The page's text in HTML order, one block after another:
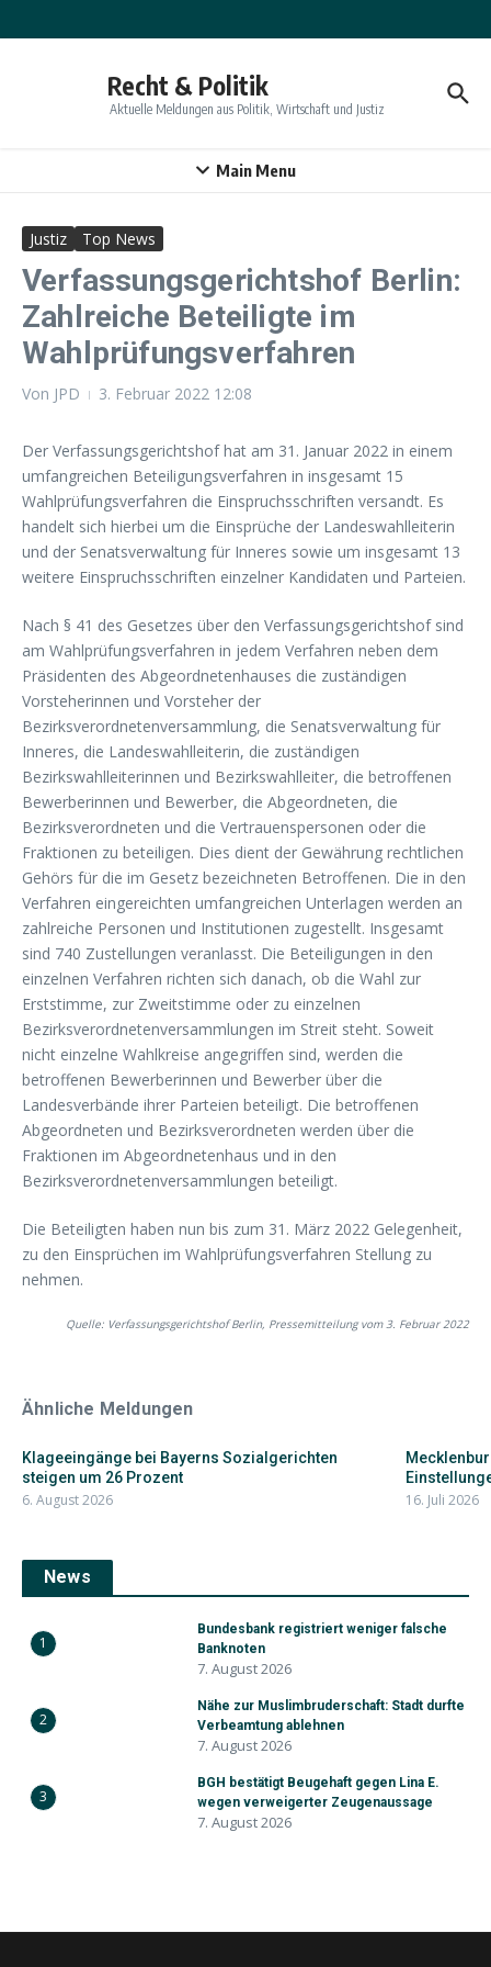
Recht & Politik
Aktuelle Meldungen aus Politik, Wirtschaft und Justiz
Main Menu
Justiz Top News
Verfassungsgerichtshof Berlin:
Zahlreiche Beteiligte im
Wahlprüfungsverfahren
Von JPD 3. Februar 2022 12:08
Der Verfassungsgerichtshof hat am 31. Januar 2022 in einem
umfangreichen Beteiligungsverfahren in insgesamt 15
Wahlprüfungsverfahren die Einspruchsschriften versandt. Es
handelt sich hierbei um die Einsprüche der Landeswahlleiterin
und der Senatsverwaltung für Inneres sowie um insgesamt 13
weitere Einspruchsschriften einzelner Kandidaten und Parteien.
Nach § 41 des Gesetzes über den Verfassungsgerichtshof sind
am Wahlprüfungsverfahren in jedem Verfahren neben dem
Präsidenten des Abgeordnetenhauses die zuständigen
Vorsteherinnen und Vorsteher der
Bezirksverordnetenversammlung, die Senatsverwaltung für
Inneres, die Landeswahlleiterin, die zuständigen
Bezirkswahlleiterinnen und Bezirkswahlleiter, die betroffenen
Bewerberinnen und Bewerber, die Abgeordneten, die
Bezirksverordneten und die Vertrauenspersonen oder die
Fraktionen zu beteiligen. Dies dient der Gewährung rechtlichen
Gehörs für die im Gesetz bezeichneten Betroffenen. Die in den
Verfahren eingereichten umfangreichen Unterlagen werden an
zahlreiche Personen und Institutionen zugestellt. Insgesamt
sind 740 Zustellungen veranlasst. Die Beteiligungen in den
einzelnen Verfahren richten sich danach, ob die Wahl zur
Erststimme, zur Zweitstimme oder zu einzelnen
Bezirksverordnetenversammlungen im Streit steht. Soweit
nicht einzelne Wahlkreise angegriffen sind, werden die
betroffenen Bewerberinnen und Bewerber über die
Landesverbände ihrer Parteien beteiligt. Die betroffenen
Abgeordneten und Bezirksverordneten werden über die
Fraktionen im Abgeordnetenhaus und in den
Bezirksverordnetenversammlungen beteiligt.
Die Beteiligten haben nun bis zum 31. März 2022 Gelegenheit,
zu den Einsprüchen im Wahlprüfungsverfahren Stellung zu
nehmen.
Quelle: Verfassungsgerichtshof Berlin, Pressemitteilung vom 3. Februar 2022
Ähnliche Meldungen
Klageeingänge bei Bayerns Sozialgerichten
steigen um 26 Prozent
6. August 2026 16. Juli 2026
News
1
Bundesbank registriert weniger falsche
Banknoten
7. August 2026
2
Nähe zur Muslimbruderschaft: Stadt durfte
Verbeamtung ablehnen
7. August 2026
3
BGH bestätigt Beugehaft gegen Lina E.
wegen verweigerter Zeugenaussage
7. August 2026